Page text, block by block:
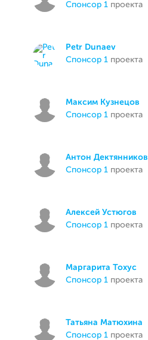
спонсор 1 проекта
Petr Dunaev
спонсор 1 проекта
Максим Кузнецов
спонсор 1 проекта
Антон Дектянников
спонсор 1 проекта
Алексей Устюгов
спонсор 1 проекта
Маргарита Тохус
спонсор 1 проекта
Татьяна Матюхина
спонсор 1 проекта